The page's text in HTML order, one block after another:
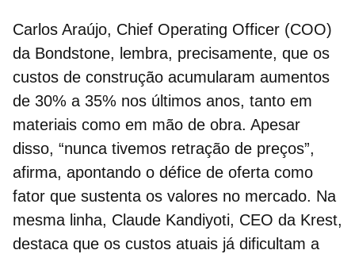
Carlos Araújo, Chief Operating Officer (COO)
da Bondstone, lembra, precisamente, que os
custos de construção acumularam aumentos
de 30% a 35% nos últimos anos, tanto em
materiais como em mão de obra. Apesar
disso, “nunca tivemos retração de preços”,
afirma, apontando o défice de oferta como
fator que sustenta os valores no mercado. Na
mesma linha, Claude Kandiyoti, CEO da Krest,
destaca que os custos atuais já dificultam a